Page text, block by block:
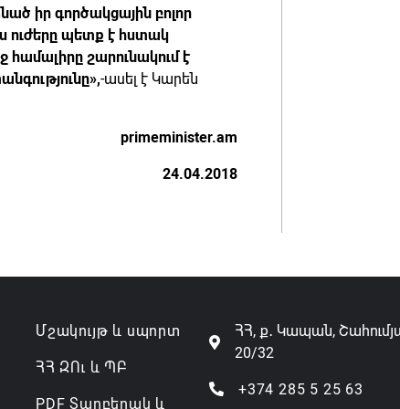
իր գործակցային բոլոր
ուժերը պետք է հստակ
համալիրը շարունակում է
-ասել է Կարեն
primeminister.am
24.04.2018
Մշակույթ և սպորտ
ՀՀ ԶՈւ և ՊԲ
PDF Տարբերակ և
ՀՀ, ք․ Կապան,
20/32
+374 285 5 25 63